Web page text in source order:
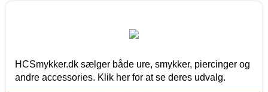
HCSmykker.dk sælger både ure, smykker, piercinger og
andre accessories. Klik her for at se deres udvalg.